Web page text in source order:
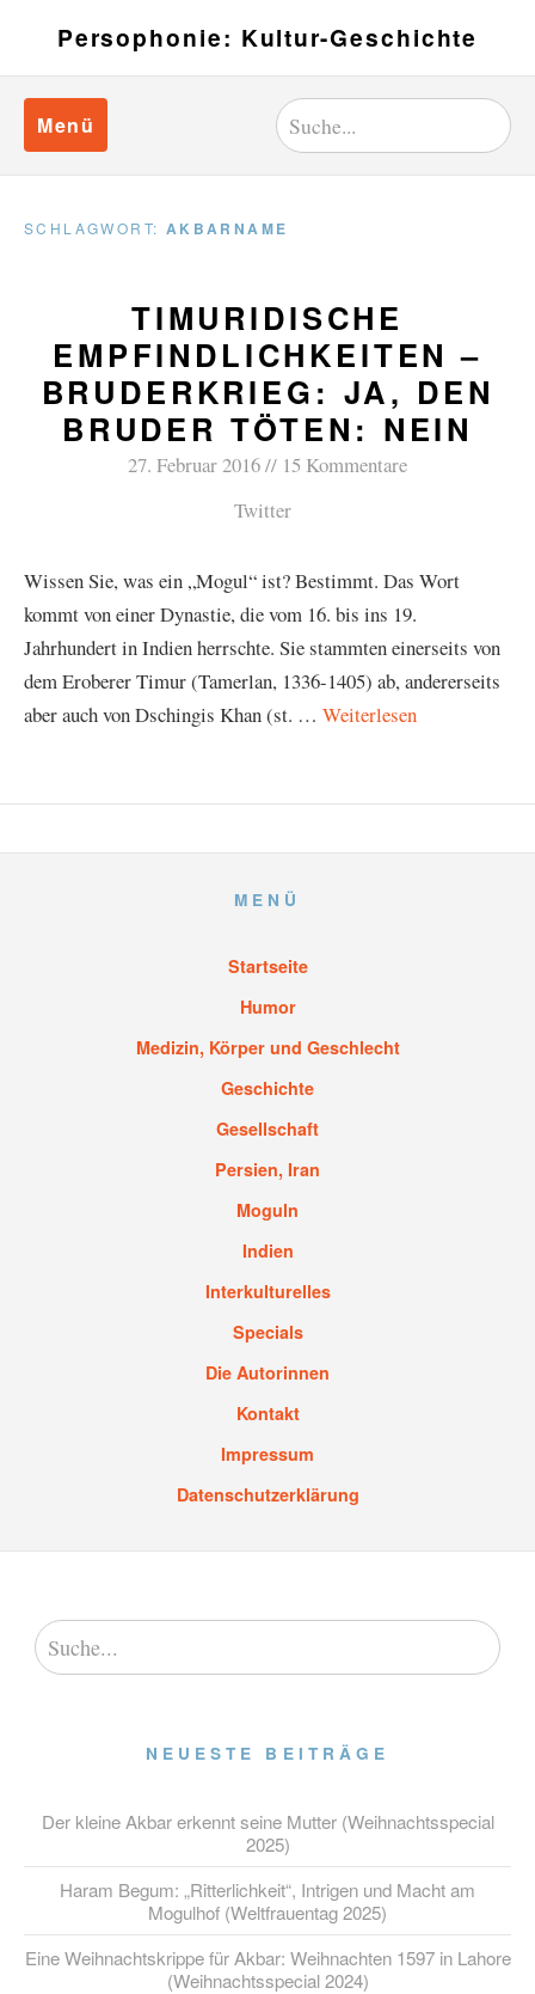
Persophonie: Kultur-Geschichte
Menü
SCHLAGWORT: AKBARNAME
TIMURIDISCHE
EMPFINDLICHKEITEN –
BRUDERKRIEG: JA, DEN
BRUDER TÖTEN: NEIN
27. Februar 2016
15 Kommentare
Twitter
Wissen Sie, was ein „Mogul“ ist? Bestimmt. Das Wort
kommt von einer Dynastie, die vom 16. bis ins 19.
Jahrhundert in Indien herrschte. Sie stammten einerseits von
dem Eroberer Timur (Tamerlan, 1336-1405) ab, andererseits
aber auch von Dschingis Khan (st. … Weiterlesen
MENÜ
Startseite
Humor
Medizin, Körper und Geschlecht
Geschichte
Gesellschaft
Persien, Iran
Moguln
Indien
Interkulturelles
Specials
Die Autorinnen
Kontakt
Impressum
Datenschutzerklärung
NEUESTE BEITRÄGE
Der kleine Akbar erkennt seine Mutter (Weihnachtsspecial
2025)
Haram Begum: „Ritterlichkeit“, Intrigen und Macht am
Mogulhof (Weltfrauentag 2025)
Eine Weihnachtskrippe für Akbar: Weihnachten 1597 in Lahore
(Weihnachtsspecial 2024)